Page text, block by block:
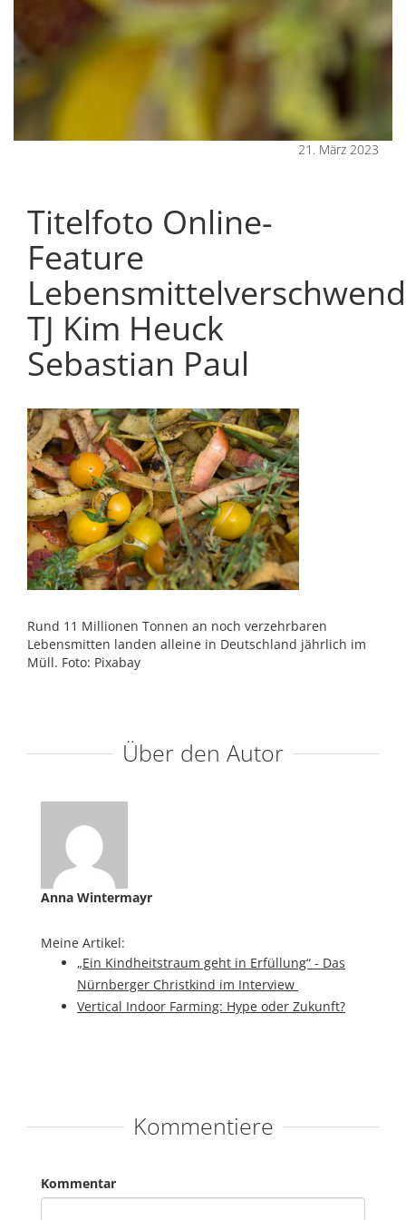
21. März 2023
Titelfoto Online-
Feature
TJ Kim Heuck
Sebastian Paul
Rund 11 Millionen Tonnen an noch verzehrbaren
Lebensmitten landen alleine in Deutschland jährlich im
Müll. Foto: Pixabay
Über den Autor
Anna Wintermayr
Meine Artikel:
„Ein Kindheitstraum geht in Erfüllung“ - Das
Nürnberger Christkind im Interview
Vertical Indoor Farming: Hype oder Zukunft?
Kommentiere
Kommentar